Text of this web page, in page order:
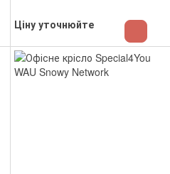
Ціну уточнюйте